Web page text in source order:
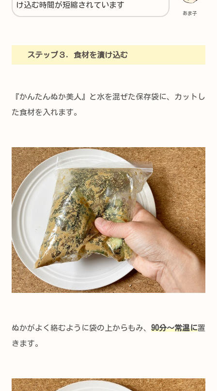
あま子
け込む時間が短縮されています
ステップ３．食材を漬け込む
『かんたんぬか美人』と水を混ぜた保存袋に、カットし
た食材を入れます。
ぬかがよく絡むように袋の上からもみ、 90分～常温に置
きます。